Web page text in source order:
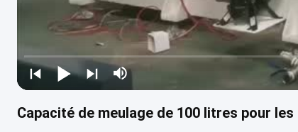
Capacité de meulage de 100 litres pour